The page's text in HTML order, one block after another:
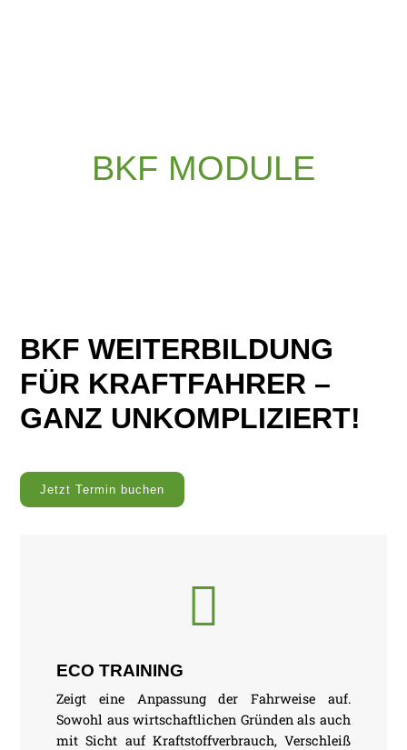
BKF MODULE
BKF WEITERBILDUNG
FÜR KRAFTFAHRER –
GANZ UNKOMPLIZIERT!
Jetzt Termin buchen

ECO TRAINING
Zeigt eine Anpassung der Fahrweise auf.
Sowohl aus wirtschaftlichen Gründen als auch
mit Sicht auf Kraftstoffverbrauch, Verschleiß